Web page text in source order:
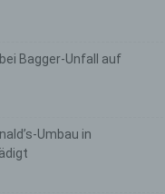
Bagger-Unfall auf
Umbau in